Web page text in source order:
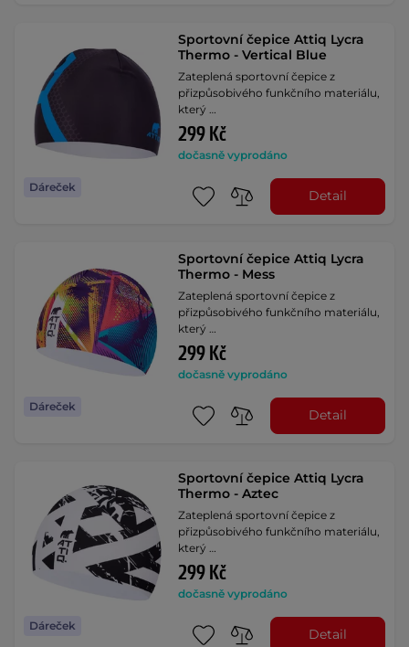
Dáreček
Sportovní čepice Attiq Lycra
Thermo - Vertical Blue
Zateplená sportovní čepice z
přizpůsobivého funkčního materiálu,
který …
299 Kč
dočasně vyprodáno
Detail
Dáreček
Sportovní čepice Attiq Lycra
Thermo - Mess
Zateplená sportovní čepice z
přizpůsobivého funkčního materiálu,
který …
299 Kč
dočasně vyprodáno
Detail
Dáreček
Sportovní čepice Attiq Lycra
Thermo - Aztec
Zateplená sportovní čepice z
přizpůsobivého funkčního materiálu,
který …
299 Kč
dočasně vyprodáno
Detail